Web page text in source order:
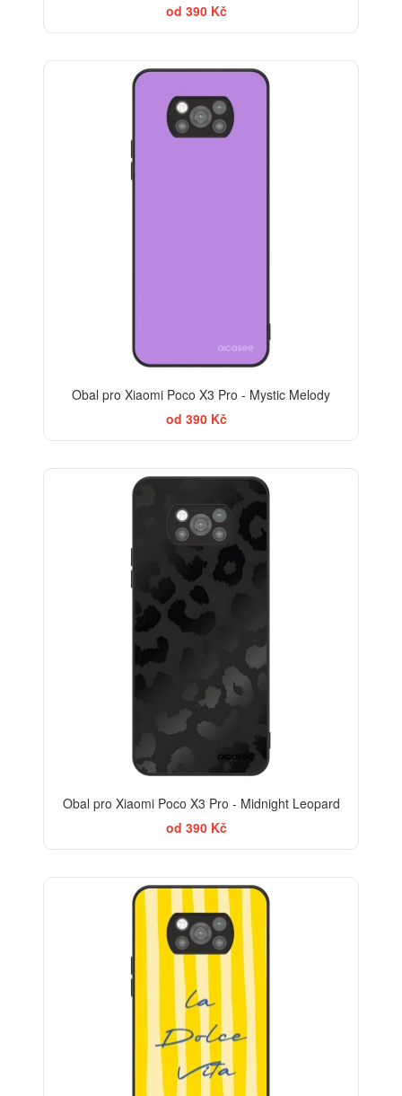
od 390 Kč
Obal pro Xiaomi Poco X3 Pro - Mystic Melody
od 390 Kč
Obal pro Xiaomi Poco X3 Pro - Midnight Leopard
od 390 Kč